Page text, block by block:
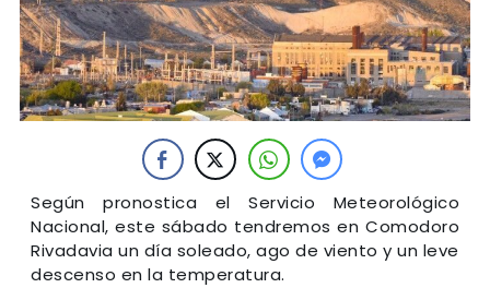
Según pronostica el Servicio Meteorológico
Nacional, este sábado tendremos en Comodoro
Rivadavia un día soleado, ago de viento y un leve
descenso en la temperatura.